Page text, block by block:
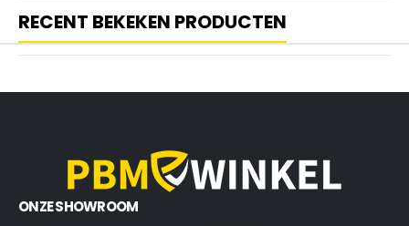
RECENT BEKEKEN PRODUCTEN
ONZE SHOWROOM